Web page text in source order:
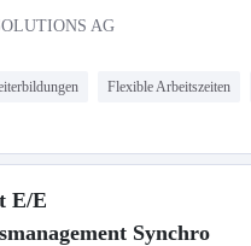
AG
Flexible Arbeitszeiten
E/E
Synchro